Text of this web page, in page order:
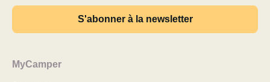
S'abonner à la newsletter
MyCamper